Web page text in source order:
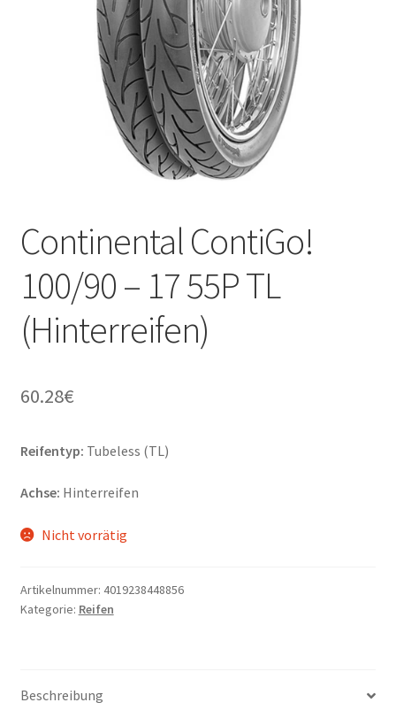
Continental ContiGo!
100/90 – 17 55P TL
(Hinterreifen)
60.28€
Reifentyp: Tubeless (TL)
Achse: Hinterreifen
Nicht vorrätig
Artikelnummer: 4019238448856
Kategorie: Reifen
Beschreibung